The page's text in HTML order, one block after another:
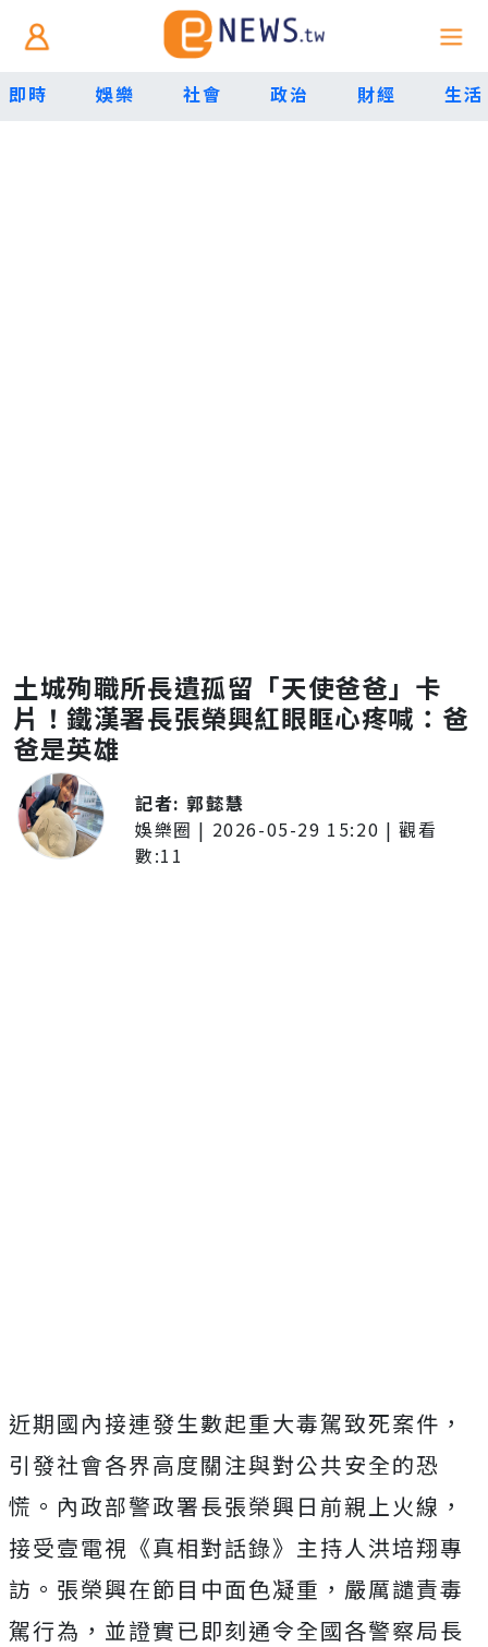
即時 娛樂 社會 政治 財經 生活
土城殉職所長遺孤留「天使爸爸」卡
片！鐵漢署長張榮興紅眼眶心疼喊：爸
爸是英雄
記者:郭懿慧
娛樂圈 | 2026-05-29 15:20 | 觀看
數:11
近期國內接連發生數起重大毒駕致死案件，
引發社會各界高度關注與對公共安全的恐
慌。 內政部警政署長張榮興日前親上火線，
接受壹電視《真相對話錄》 主持人洪培翔專
訪。張榮興在節目中面色凝重，嚴厲譴責毒
駕行為， 並證實已即刻通令全國各警察局長